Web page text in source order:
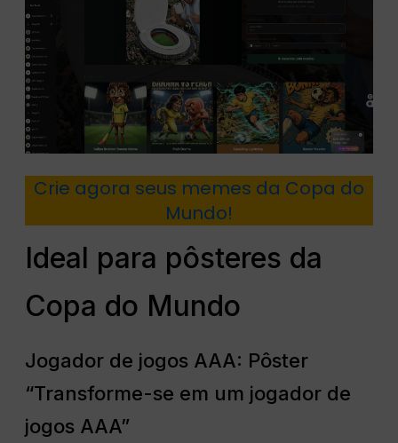
Crie agora seus memes da Copa do
Mundo!
Ideal para pôsteres da
Copa do Mundo
Jogador de jogos AAA: Pôster
“Transforme-se em um jogador de
jogos AAA”